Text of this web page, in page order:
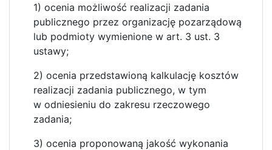
1) ocenia możliwość realizacji zadania
publicznego przez organizację pozarządową
lub podmioty wymienione w art. 3 ust. 3
ustawy;
2) ocenia przedstawioną kalkulację kosztów
realizacji zadania publicznego, w tym
w odniesieniu do zakresu rzeczowego
zadania;
3) ocenia proponowaną jakość wykonania